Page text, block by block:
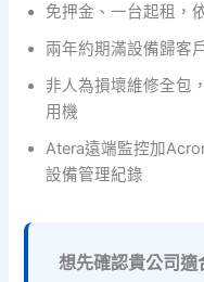
免押金、一台起租，
兩年約期滿設備歸客
非人為損壞維修全包
用機
Atera遠端監控加
設備管理紀錄
想先確認貴公司適